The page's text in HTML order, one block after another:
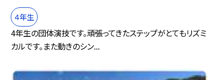
４年生
4年生の団体演技です。頑張ってきたステップがとてもリズミ
カルです。また動きのシン...